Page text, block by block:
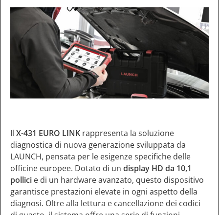
Il X-431 EURO LINK rappresenta la soluzione
diagnostica di nuova generazione sviluppata da
LAUNCH, pensata per le esigenze specifiche delle
officine europee. Dotato di un display HD da 10,1
pollici e di un hardware avanzato, questo dispositivo
garantisce prestazioni elevate in ogni aspetto della
diagnosi. Oltre alla lettura e cancellazione dei codici